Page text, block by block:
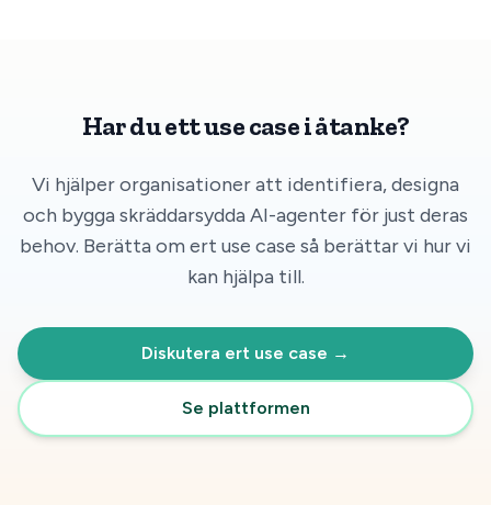
Har du ett use case i åtanke?
Vi hjälper organisationer att identifiera, designa
och bygga skräddarsydda AI-agenter för just deras
behov. Berätta om ert use case så berättar vi hur vi
kan hjälpa till.
Diskutera ert use case →
Se plattformen